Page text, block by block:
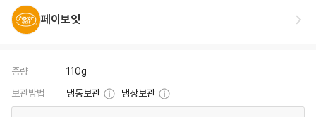
페이보잇
중량
110g
보관방법
냉동보관 냉장보관